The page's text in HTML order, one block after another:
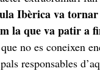
Ibèrica va
la que va patir a
no es coneixen
responsables